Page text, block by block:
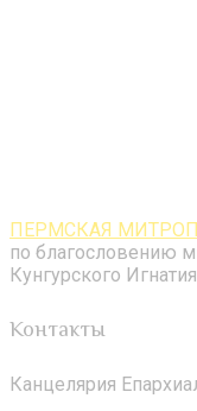
ПЕРМСКАЯ
по благословению
Кунгурского Игнатия
Контакты
Канцелярия